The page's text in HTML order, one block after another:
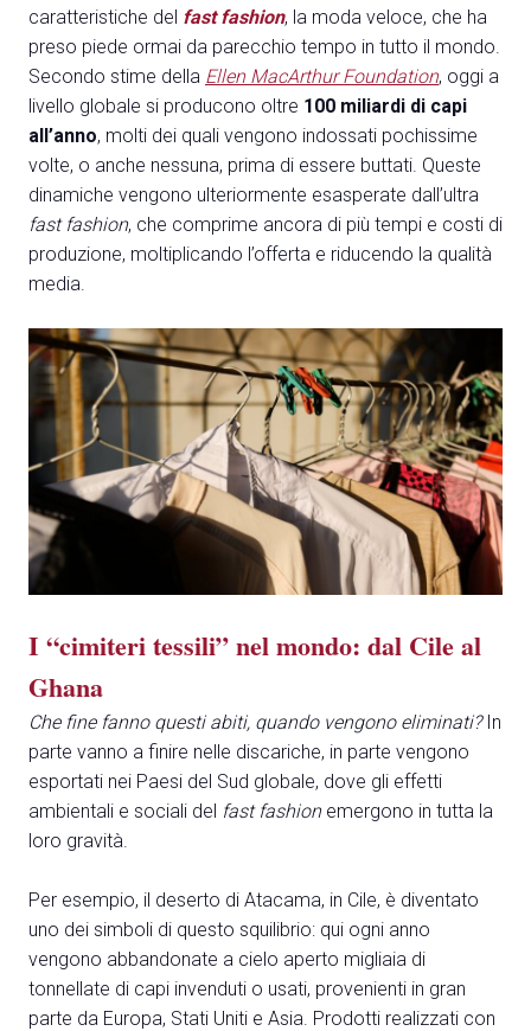
CLICCA QUI arrow_circle_right
Accedi alla sezione Come arrivare
AREA RISERVATA VISITATORI
person
EVENTI & CORSI
event
A cura di: ITEN
caratteristiche del fast fashion, la moda veloce, che ha
preso piede ormai da parecchio tempo in tutto il mondo.
Secondo stime della Ellen MacArthur Foundation, oggi a
livello globale si producono oltre 100 miliardi di capi
all’anno, molti dei quali vengono indossati pochissime
volte, o anche nessuna, prima di essere buttati. Queste
dinamiche vengono ulteriormente esasperate dall’ultra
fast fashion, che comprime ancora di più tempi e costi di
produzione, moltiplicando l’offerta e riducendo la qualità
media.
I “cimiteri tessili” nel mondo: dal Cile al
Ghana
Che fine fanno questi abiti, quando vengono eliminati? In
parte vanno a finire nelle discariche, in parte vengono
esportati nei Paesi del Sud globale, dove gli effetti
ambientali e sociali del fast fashionemergono in tutta la
loro gravità.
Per esempio, il deserto di Atacama, in Cile, è diventato
uno dei simboli di questo squilibrio: qui ogni anno
vengono abbandonate a cielo aperto migliaia di
tonnellate di capi invenduti o usati, provenienti in gran
parte da Europa, Stati Uniti e Asia. Prodotti realizzati con